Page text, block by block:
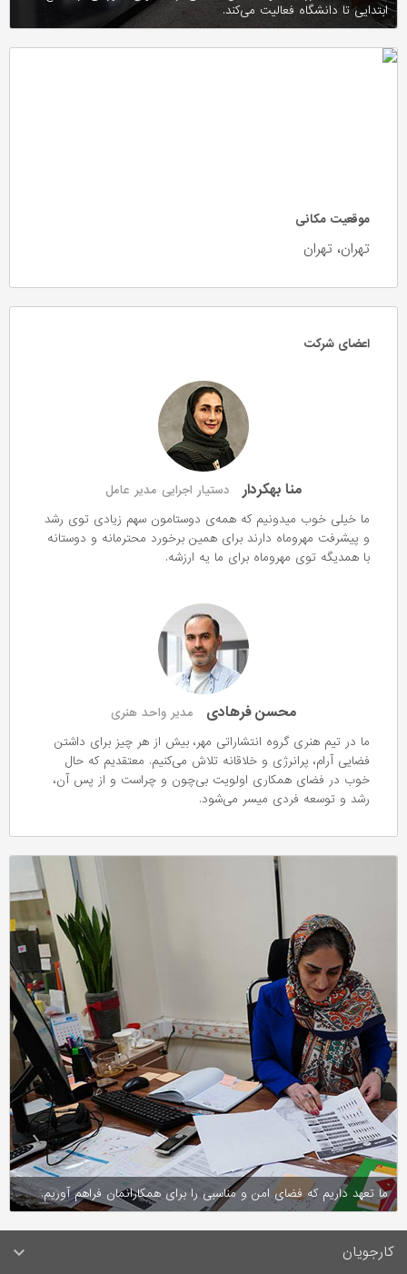
ابتدایی تا دانشگاه فعالیت می‌کند.
موقعیت مکانی
تهران، تهران
اعضای شرکت
منا بهکردار
دستیار اجرایی مدیر عامل
ما خیلی خوب میدونیم که همه‌ی دوستامون سهم زیادی توی رشد
و پیشرفت مهروماه دارند برای همین برخورد محترمانه و دوستانه
با همدیگه توی مهروماه برای ما یه ارزشه.
محسن فرهادی
مدیر واحد هنری
ما در تیم هنری گروه انتشاراتی مهر، بیش از هر چیز برای داشتن
فضایی آرام، پرانرژی و خلاقانه تلاش می‌کنیم. معتقدیم که حال
خوب در فضای همکاری اولویت بی‌چون و چراست و از پس آن،
رشد و توسعه فردی میسر می‌شود.
ما تعهد داریم که فضای امن و مناسبی را برای همکارانمان فراهم آوریم.
کارجویان